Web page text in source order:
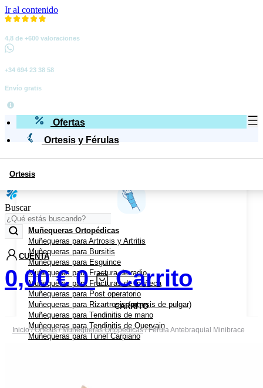
Ir al contenido
4,8 de +600 valoraciones
+34 694 23 38 58
Envío gratis
Ofertas
Ortesis y Férulas
Ortesis
Miembro Superior
Muñequeras Ortopédicas
Muñequeras para Artrosis y Artritis
Muñequeras para Bursitis
Muñequeras para Esguince
Muñequeras para Fractura de radio
Muñequeras para Fracturas de muñeca
Muñequeras para Post operatorio
Muñequeras para Rizartrosis (artrosis de pulgar)
Muñequeras para Tendinitis de mano
Muñequeras para Tendinitis de Quervain
Muñequeras para Túnel Carpiano
Buscar
CUENTA
0,00€ 0 Carrito
CARRITO
Inicio/Ortesis/Muñequeras Ortopédicas/ Férula Antebraquial Minibrace